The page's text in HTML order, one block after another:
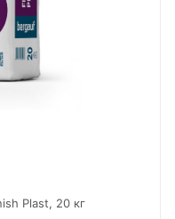
Plast, 20 кг